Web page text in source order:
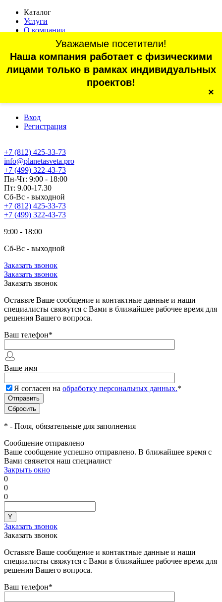
Каталог
Услуги
О компании
Статьи
Контакты
Отзывы
г. Санкт-Петербург, проспект Обуховской Обороны, 70, корп.
Вход
Регистрация
+7 (812) 425-33-73
Уважаемые посетители!
Наша компания работает с физическими
лицами только в рамках индивидуальных
проектов!
×
info@planetasveta.pro
+7 (499) 322-43-73
Пн-Чт: 9:00 - 18:00
Пт: 9.00-17.30
Сб-Вс - выходной
+7 (812) 425-33-73
+7 (499) 322-43-73
9:00 - 18:00
Сб-Вс - выходной
Заказать звонок
Заказать звонок
Заказать звонок
Оставьте Ваше сообщение и контактные данные и наши
специалисты свяжутся с Вами в ближайшее рабочее время для
решения Вашего вопроса.
Ваш телефон*
Ваше имя
Я согласен на обработку персональных данных.*
* - Поля, обязательные для заполнения
Сообщение отправлено
Ваше сообщение успешно отправлено. В ближайшее время с
Вами свяжется наш специалист
Закрыть окно
0
0
0
Заказать звонок
Заказать звонок
Оставьте Ваше сообщение и контактные данные и наши
специалисты свяжутся с Вами в ближайшее рабочее время для
решения Вашего вопроса.
Ваш телефон*